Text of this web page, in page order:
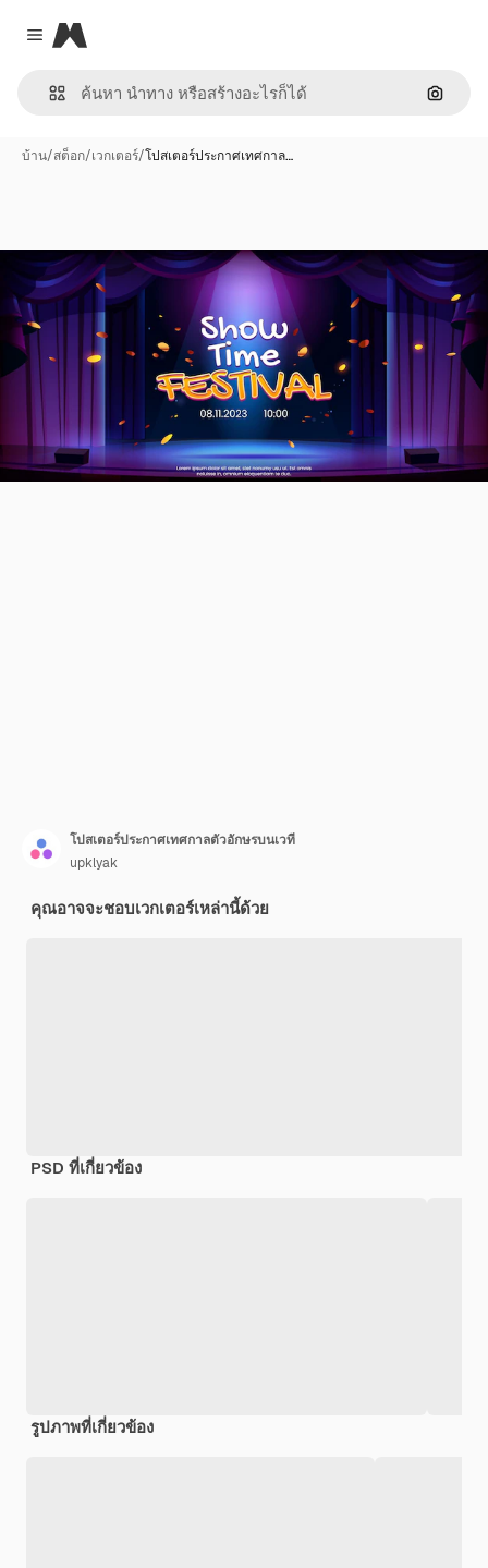
Close menu
Magnific
ค้นหา
บ้าน/สต็อก/เวกเตอร์/โปสเตอร์ประกาศเทศกาล…
โปสเตอร์ประกาศเทศกาลตัวอักษรบนเวที
upklyak
คุณอาจจะชอบเวกเตอร์เหล่านี้ด้วย
PSD ที่เกี่ยวข้อง
รูปภาพที่เกี่ยวข้อง